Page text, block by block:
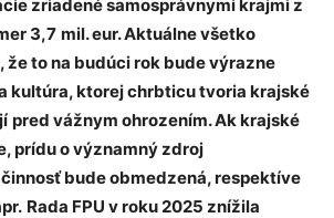
zriadené samosprávnymi krajmi z
3,7 mil. eur. Aktuálne všetko
že to na budúci rok bude výrazne
kultúra, ktorej chrbticu tvoria krajské
pred vážnym ohrozením. Ak krajské
prídu o významný zdroj
bude obmedzená, respektíve
Rada FPU v roku 2025 znížila